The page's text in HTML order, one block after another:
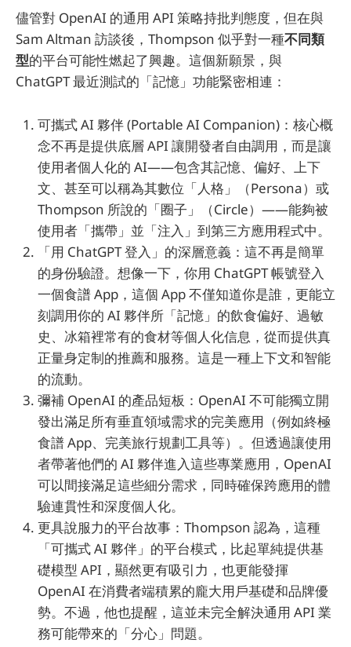
儘管對 OpenAI 的通用 API 策略持批判態度，但在與
Sam Altman 訪談後，Thompson 似乎對一種不同類
型的平台可能性燃起了興趣。這個新願景，與
ChatGPT 最近測試的「記憶」功能緊密相連：
可攜式 AI 夥伴 (Portable AI Companion)：核心概
念不再是提供底層 API 讓開發者自由調用，而是讓
使用者個人化的 AI——包含其記憶、偏好、上下
文、甚至可以稱為其數位「人格」（Persona）或
Thompson 所說的「圈子」（Circle）——能夠被
使用者「攜帶」並「注入」到第三方應用程式中。
「用 ChatGPT 登入」的深層意義：這不再是簡單
的身份驗證。想像一下，你用 ChatGPT 帳號登入
一個食譜 App，這個 App 不僅知道你是誰，更能立
刻調用你的 AI 夥伴所「記憶」的飲食偏好、過敏
史、冰箱裡常有的食材等個人化信息，從而提供真
正量身定制的推薦和服務。這是一種上下文和智能
的流動。
彌補 OpenAI 的產品短板：OpenAI 不可能獨立開
發出滿足所有垂直領域需求的完美應用（例如終極
食譜 App、完美旅行規劃工具等）。但透過讓使用
者帶著他們的 AI 夥伴進入這些專業應用，OpenAI
可以間接滿足這些細分需求，同時確保跨應用的體
驗連貫性和深度個人化。
更具說服力的平台故事：Thompson 認為，這種
「可攜式 AI 夥伴」的平台模式，比起單純提供基
礎模型 API，顯然更有吸引力，也更能發揮
OpenAI 在消費者端積累的龐大用戶基礎和品牌優
勢。不過，他也提醒，這並未完全解決通用 API 業
務可能帶來的「分心」問題。